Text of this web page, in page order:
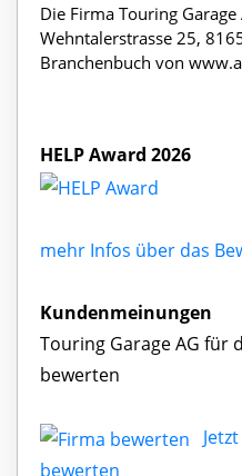
Die Firma Touring
Wehntalerstrasse 25,
Branchenbuch von
HELP Award 2026
mehr Infos über das
Kundenmeinungen
Touring Garage AG für
bewerten
bewerten